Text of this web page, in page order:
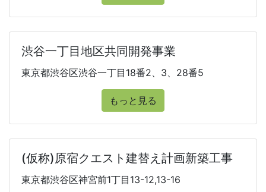
渋谷一丁目地区共同開発事業
東京都渋谷区渋谷一丁目18番2、3、28番5
もっと見る
(仮称)原宿クエスト建替え計画新築工事
東京都渋谷区神宮前1丁目13-12,13-16